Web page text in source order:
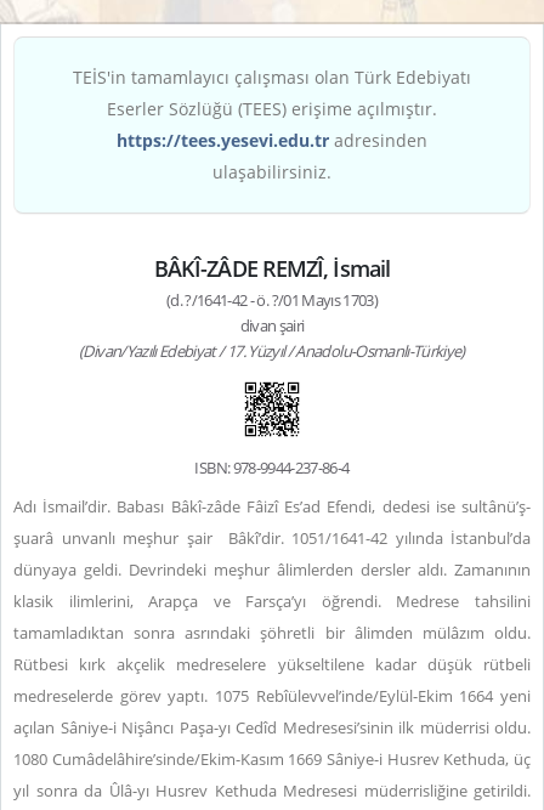
TEİS'in tamamlayıcı çalışması olan Türk Edebiyatı
Eserler Sözlüğü (TEES) erişime açılmıştır.
https://tees.yesevi.edu.tr adresinden
ulaşabilirsiniz.
BÂKÎ-ZÂDE REMZÎ, İsmail
(d. ?/1641-42 - ö. ?/01 Mayıs 1703)
divan şairi
(Divan/Yazılı Edebiyat / 17. Yüzyıl / Anadolu-Osmanlı-Türkiye)
ISBN: 978-9944-237-86-4
Adı İsmail’dir. Babası Bâkî-zâde Fâizî Es’ad Efendi, dedesi ise sultânü’ş-
şuarâ unvanlı meşhur şair Bâkî’dir. 1051/1641-42 yılında İstanbul’da
dünyaya geldi. Devrindeki meşhur âlimlerden dersler aldı. Zamanının
klasik ilimlerini, Arapça ve Farsça’yı öğrendi. Medrese tahsilini
tamamladıktan sonra asrındaki şöhretli bir âlimden mülâzım oldu.
Rütbesi kırk akçelik medreselere yükseltilene kadar düşük rütbeli
medreselerde görev yaptı. 1075 Rebîülevvel’inde/Eylül-Ekim 1664 yeni
açılan Sâniye-i Nişâncı Paşa-yı Cedîd Medresesi’sinin ilk müderrisi oldu.
1080 Cumâdelâhire’sinde/Ekim-Kasım 1669 Sâniye-i Husrev Kethuda, üç
yıl sonra da Ûlâ-yı Husrev Kethuda Medresesi müderrisliğine getirildi.